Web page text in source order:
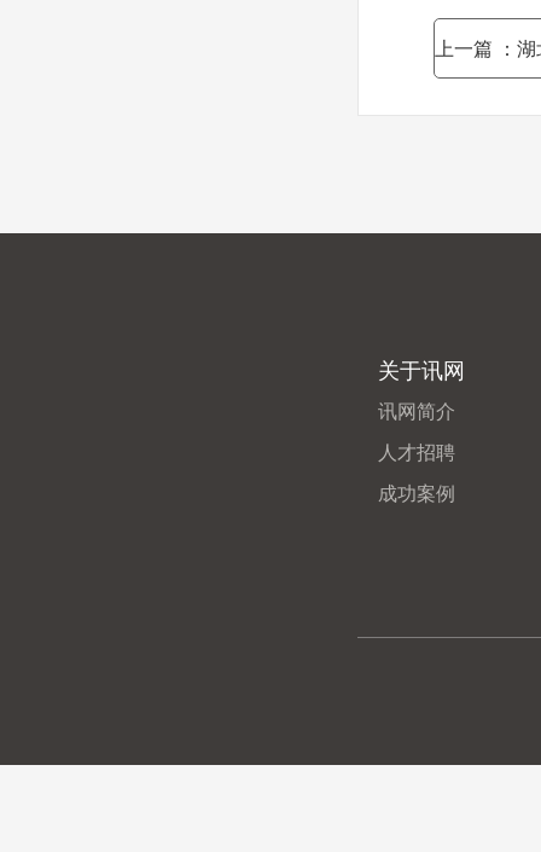
上一篇 ：湖
关于讯网
讯网简介
人才招聘
成功案例